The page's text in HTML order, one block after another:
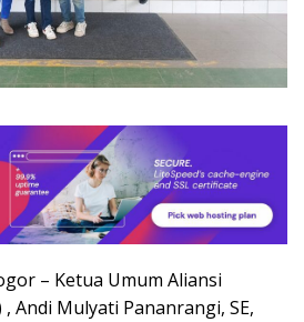
– Ketua Umum Aliansi
, Andi Mulyati Pananrangi, SE,